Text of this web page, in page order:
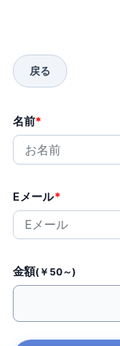
名前*
Eメール*
金額(￥50～)